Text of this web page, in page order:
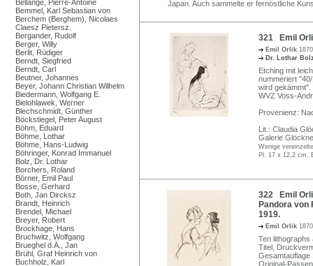
Bellangé, Pierre-Antoine
Bemmel, Karl Sebastian von
Berchem (Berghem), Nicolaes
Claesz Pietersz.
Bergander, Rudolf
Berger, Willy
Berlit, Rüdiger
Berndt, Siegfried
Berndt, Carl
Beutner, Johannes
Beyer, Johann Christian Wilhelm
Biedermann, Wolfgang E.
Bielohlawek, Werner
Blechschmidt, Günther
Böckstiegel, Peter August
Böhm, Eduard
Böhme, Lothar
Böhme, Hans-Ludwig
Böhringer, Konrad Immanuel
Bolz, Dr. Lothar
Borchers, Roland
Börner, Emil Paul
Bosse, Gerhard
Both, Jan Dircksz
Brandt, Heinrich
Brendel, Michael
Breyer, Robert
Brockhage, Hans
Bruchwitz, Wolfgang
Brueghel d.Ä., Jan
Brühl, Graf Heinrich von
Buchholz, Karl
Japan. Auch sammelte er fernöstliche
321 Emil
Emil Orlik
Dr. Lothar
Etching mit
nummeriert
wird
WVZ Voss-
Provenienz:
Lit.: Claudia
Galerie
Wenige
Pl. 17 x 12,2 cm,
322 Emil
Pandora von
1919.
Emil Orlik
Ten lithographs
Titel,
Gesamtauflage
Original-